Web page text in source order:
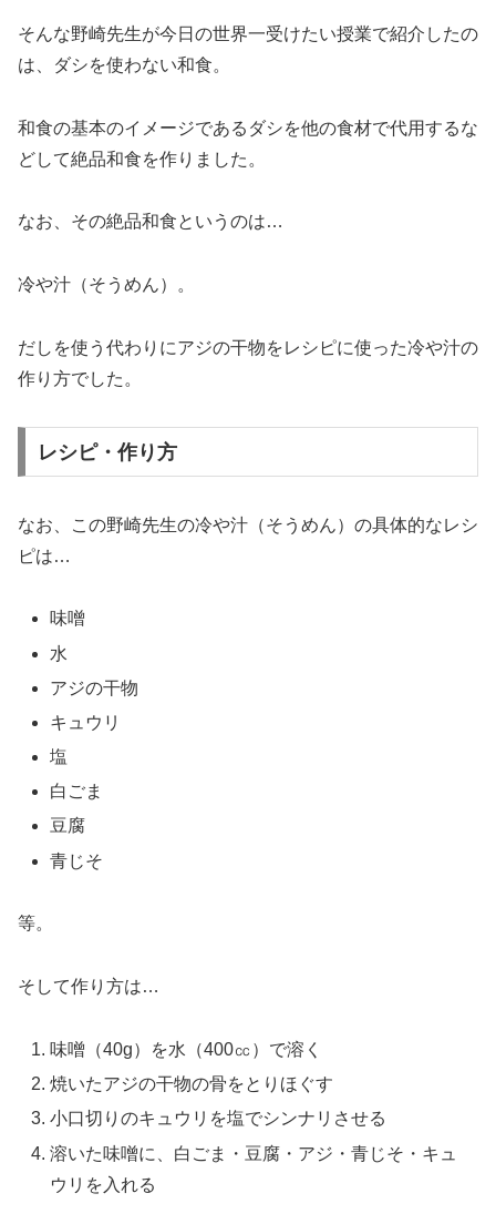
そんな野崎先生が今日の世界一受けたい授業で紹介したの
は、ダシを使わない和食。
和食の基本のイメージであるダシを他の食材で代用するな
どして絶品和食を作りました。
なお、その絶品和食というのは…
冷や汁（そうめん）。
だしを使う代わりにアジの干物をレシピに使った冷や汁の
作り方でした。
レシピ・作り方
なお、この野崎先生の冷や汁（そうめん）の具体的なレシ
ピは…
味噌
水
アジの干物
キュウリ
塩
白ごま
豆腐
青じそ
等。
そして作り方は…
味噌（40g）を水（400㏄）で溶く
焼いたアジの干物の骨をとりほぐす
小口切りのキュウリを塩でシンナリさせる
溶いた味噌に、白ごま・豆腐・アジ・青じそ・キュ
ウリを入れる